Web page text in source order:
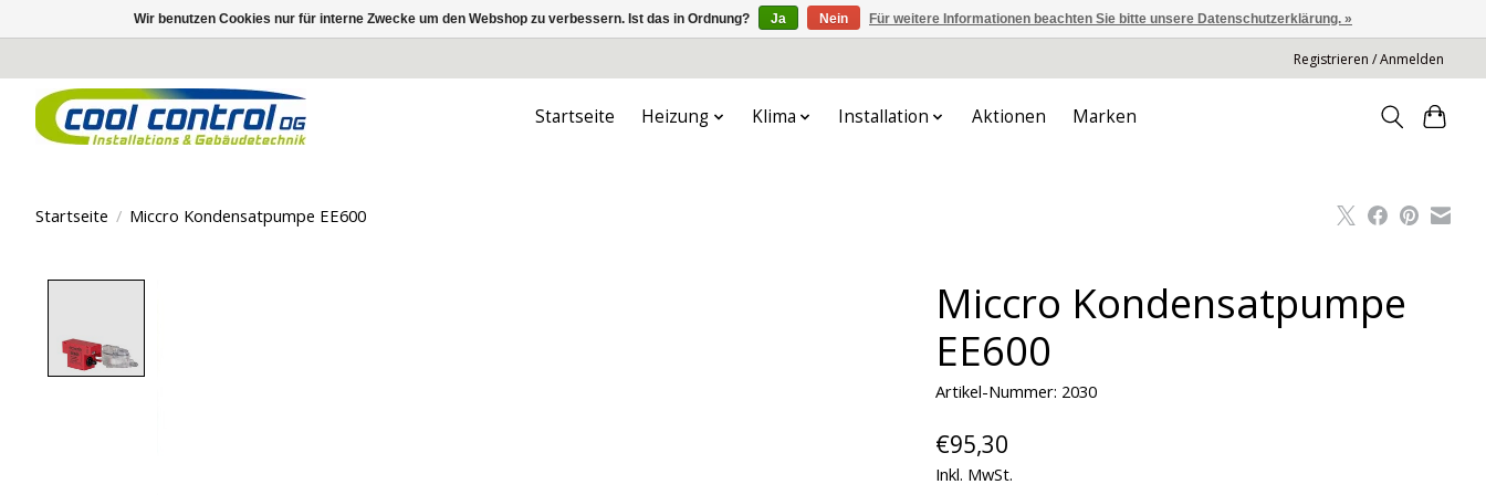
Registrieren / Anmelden
Startseite Heizung Klima Installation Aktionen Marken
Startseite / Miccro Kondensatpumpe EE600
Miccro Kondensatpumpe
EE600
Artikel-Nummer: 2030
€95,30
Inkl. MwSt.
Wir benutzen Cookies nur für interne Zwecke um den Webshop zu verbessern. Ist das in Ordnung? Ja Nein Für weitere Informationen beachten Sie bitte unsere Datenschutzerklärung. »